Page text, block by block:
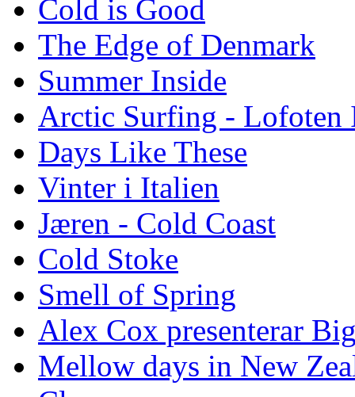
Cold is Good
The Edge of Denmark
Summer Inside
Arctic Surfing - Lofoten
Days Like These
Vinter i Italien
Jæren - Cold Coast
Cold Stoke
Smell of Spring
Alex Cox presenterar
Mellow days in New